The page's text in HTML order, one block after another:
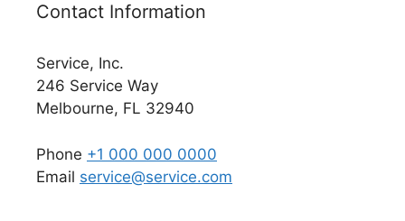
Contact Information
Service, Inc.
246 Service Way
Melbourne, FL 32940
Phone +1 000 000 0000
Email service@service.com